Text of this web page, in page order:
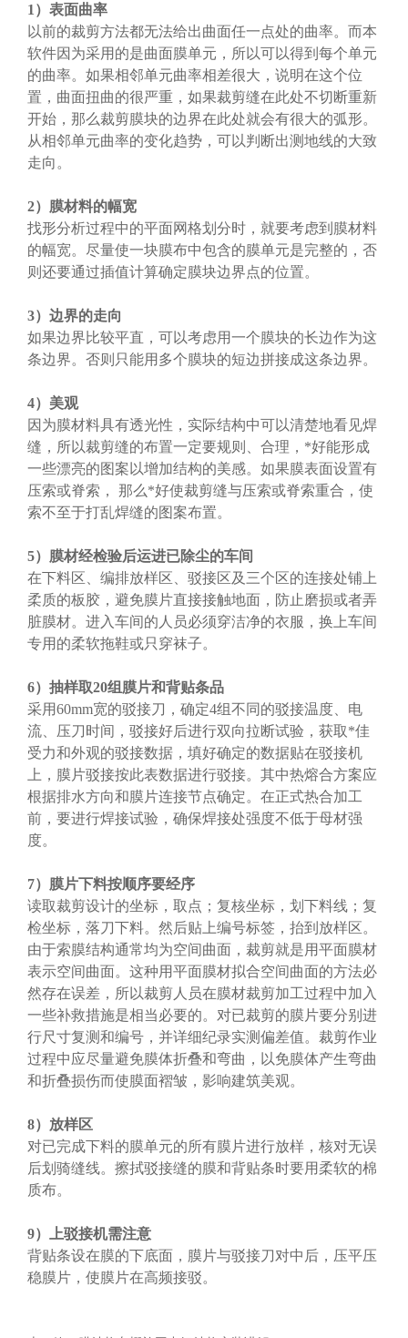
1）表面曲率
以前的裁剪方法都无法给出曲面任一点处的曲率。而本
软件因为采用的是曲面膜单元，所以可以得到每个单元
的曲率。如果相邻单元曲率相差很大，说明在这个位
置，曲面扭曲的很严重，如果裁剪缝在此处不切断重新
开始，那么裁剪膜块的边界在此处就会有很大的弧形。
从相邻单元曲率的变化趋势，可以判断出测地线的大致
走向。
2）膜材料的幅宽
找形分析过程中的平面网格划分时，就要考虑到膜材料
的幅宽。尽量使一块膜布中包含的膜单元是完整的，否
则还要通过插值计算确定膜块边界点的位置。
3）边界的走向
如果边界比较平直，可以考虑用一个膜块的长边作为这
条边界。否则只能用多个膜块的短边拼接成这条边界。
4）美观
因为膜材料具有透光性，实际结构中可以清楚地看见焊
缝，所以裁剪缝的布置一定要规则、合理，*好能形成
一些漂亮的图案以增加结构的美感。如果膜表面设置有
压索或脊索， 那么*好使裁剪缝与压索或脊索重合，使
索不至于打乱焊缝的图案布置。
5）膜材经检验后运进已除尘的车间
在下料区、编排放样区、驳接区及三个区的连接处铺上
柔质的板胶，避免膜片直接接触地面，防止磨损或者弄
脏膜材。进入车间的人员必须穿洁净的衣服，换上车间
专用的柔软拖鞋或只穿袜子。
6）抽样取20组膜片和背贴条品
采用60mm宽的驳接刀，确定4组不同的驳接温度、电
流、压刀时间，驳接好后进行双向拉断试验，获取*佳
受力和外观的驳接数据，填好确定的数据贴在驳接机
上，膜片驳接按此表数据进行驳接。其中热熔合方案应
根据排水方向和膜片连接节点确定。在正式热合加工
前，要进行焊接试验，确保焊接处强度不低于母材强
度。
7）膜片下料按顺序要经序
读取裁剪设计的坐标，取点；复核坐标，划下料线；复
检坐标，落刀下料。然后贴上编号标签，抬到放样区。
由于索膜结构通常均为空间曲面，裁剪就是用平面膜材
表示空间曲面。这种用平面膜材拟合空间曲面的方法必
然存在误差，所以裁剪人员在膜材裁剪加工过程中加入
一些补救措施是相当必要的。对已裁剪的膜片要分别进
行尺寸复测和编号，并详细纪录实测偏差值。裁剪作业
过程中应尽量避免膜体折叠和弯曲，以免膜体产生弯曲
和折叠损伤而使膜面褶皱，影响建筑美观。
8）放样区
对已完成下料的膜单元的所有膜片进行放样，核对无误
后划骑缝线。擦拭驳接缝的膜和背贴条时要用柔软的棉
质布。
9）上驳接机需注意
背贴条设在膜的下底面，膜片与驳接刀对中后，压平压
稳膜片，使膜片在高频接驳。